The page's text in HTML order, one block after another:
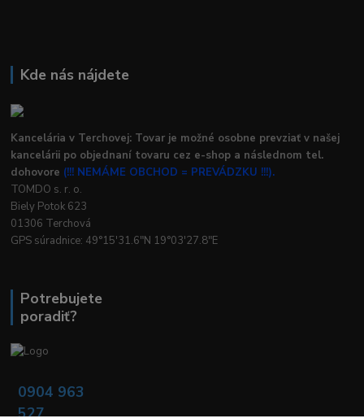
Kde nás nájdete
Kancelária v Terchovej: Tovar je možné osobne prevziať v našej
kancelárii po objednaní tovaru cez e-shop a následnom tel.
dohovore (!!! NEMÁME OBCHOD = PREVÁDZKU !!!).
TOMDO s. r. o.
Biely Potok 623
01306 Terchová
GPS súradnice: 49°15'31.6"N 19°03'27.8"E
Potrebujete
poradiť?
0904 963
527